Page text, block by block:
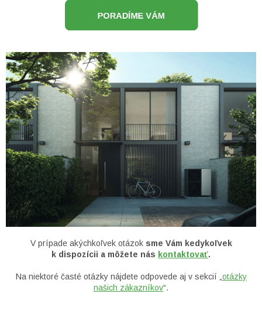
V prípade akýchkoľvek otázok sme Vám kedykoľvek
k dispozícii a môžete nás kontaktovať.
Na niektoré časté otázky nájdete odpovede aj v sekcií „otázky
našich zákazníkov“.